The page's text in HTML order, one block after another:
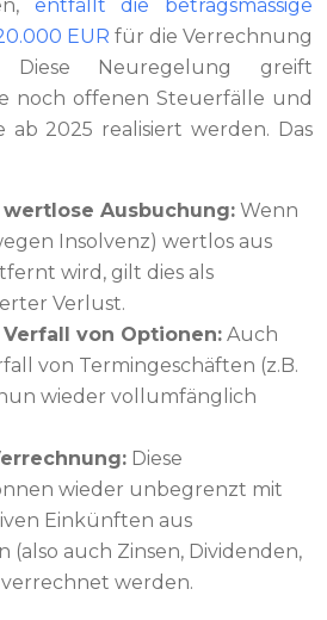
entfällt die betragsmässige
EUR für die Verrechnung
Diese Neuregelung greift
noch offenen Steuerfälle und
2025 realisiert werden. Das
Ausbuchung: Wenn
Insolvenz) wertlos aus
wird, gilt dies als
Verlust.
von Optionen: Auch
von Termingeschäften (z.B.
wieder vollumfänglich
Diese
wieder unbegrenzt mit
Einkünften aus
(also auch Zinsen, Dividenden,
werden.